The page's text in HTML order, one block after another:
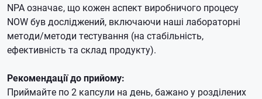
NPA означає, що кожен аспект виробничого процесу
NOW був досліджений, включаючи наші лабораторні
методи/методи тестування (на стабільність,
ефективність та склад продукту).
Рекомендації до прийому:
Приймайте по 2 капсули на день, бажано у розділених